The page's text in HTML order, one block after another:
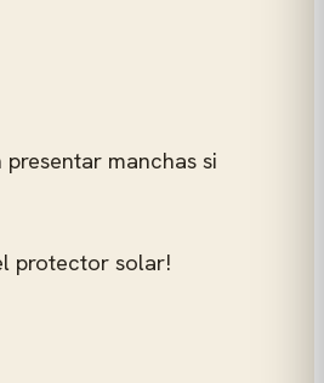
manchas si
protector solar!